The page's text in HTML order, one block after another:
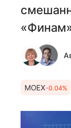
MOEX-0.04%